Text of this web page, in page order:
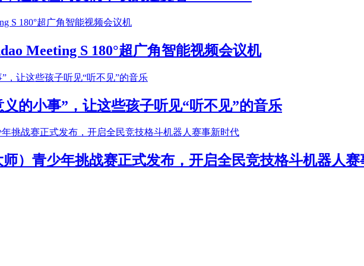
Meeting S 180°超广角智能视频会议机
的小事”，让这些孩子听见“听不见”的音乐
）青少年挑战赛正式发布，开启全民竞技格斗机器人赛